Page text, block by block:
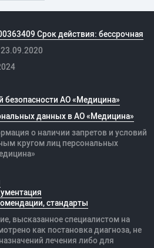
Срок действия: бессрочная
АО «Медицина»
данных в АО «Медицина»
о наличии запретов и условий
кругом лиц персональных
стандарты
высказанное специалистом на
как постановка диагноза, не
лечения либо для